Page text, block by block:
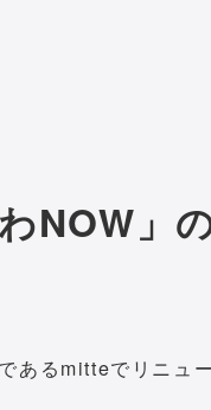
NOW」
あるmitteでリニュ